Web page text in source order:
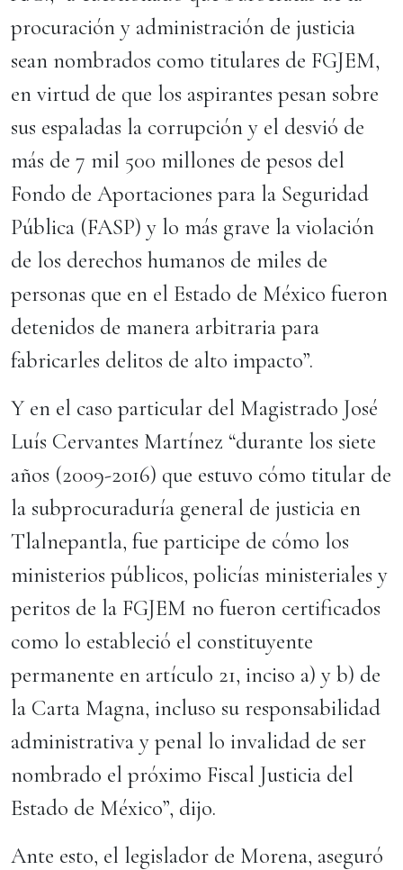
procuración y administración de justicia
sean nombrados como titulares de FGJEM,
en virtud de que los aspirantes pesan sobre
sus espaladas la corrupción y el desvió de
más de 7 mil 500 millones de pesos del
Fondo de Aportaciones para la Seguridad
Pública (FASP) y lo más grave la violación
de los derechos humanos de miles de
personas que en el Estado de México fueron
detenidos de manera arbitraria para
fabricarles delitos de alto impacto”.
Y en el caso particular del Magistrado José
Luís Cervantes Martínez “durante los siete
años (2009-2016) que estuvo cómo titular de
la subprocuraduría general de justicia en
Tlalnepantla, fue participe de cómo los
ministerios públicos, policías ministeriales y
peritos de la FGJEM no fueron certificados
como lo estableció el constituyente
permanente en artículo 21, inciso a) y b) de
la Carta Magna, incluso su responsabilidad
administrativa y penal lo invalidad de ser
nombrado el próximo Fiscal Justicia del
Estado de México”, dijo.
Ante esto, el legislador de Morena, aseguró